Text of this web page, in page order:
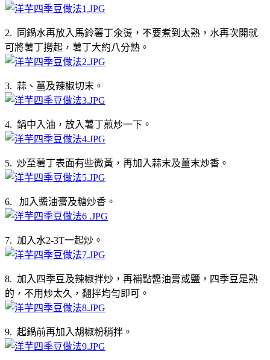
2. 同鍋水再放入馬鈴薯丁氽燙，不要煮到太熟，水再次開就
可將薯丁撈起，薯丁大約八分熟。
3. 蒜、薑及辣椒切末。
4. 鍋中入油，放入薯丁煎炒一下。
5. 炒至薯丁表面有些微黃，再加入蒜末及薑末炒香。
6. 加入醬油膏及糖炒香。
7. 加入水2-3T一起炒。
8. 加入四季豆及辣椒拌炒，再補點醬油膏或鹽，四季豆是熟
的，不用炒太久，翻拌均勻即可。
9. 起鍋前再加入胡椒粉稍拌。